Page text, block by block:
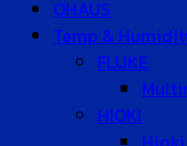
OHAUS
Temp &
FLUKE
HIOKI